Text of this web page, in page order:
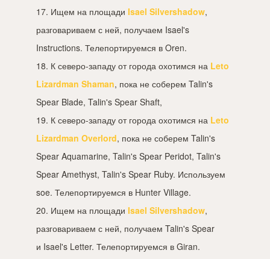
17. Ищем на площади Isael Silvershadow,
разговариваем с ней, получаем Isael's
Instructions. Телепортируемся в Oren.
18. К северо-западу от города охотимся на Leto
Lizardman Shaman, пока не соберем Talin's
Spear Blade, Talin's Spear Shaft,
19. К северо-западу от города охотимся на Leto
Lizardman Overlord, пока не соберем Talin's
Spear Aquamarine, Talin's Spear Peridot, Talin's
Spear Amethyst, Talin's Spear Ruby. Используем
soe. Телепортируемся в Hunter Village.
20. Ищем на площади Isael Silvershadow,
разговариваем с ней, получаем Talin's Spear
и Isael's Letter. Телепортируемся в Giran.